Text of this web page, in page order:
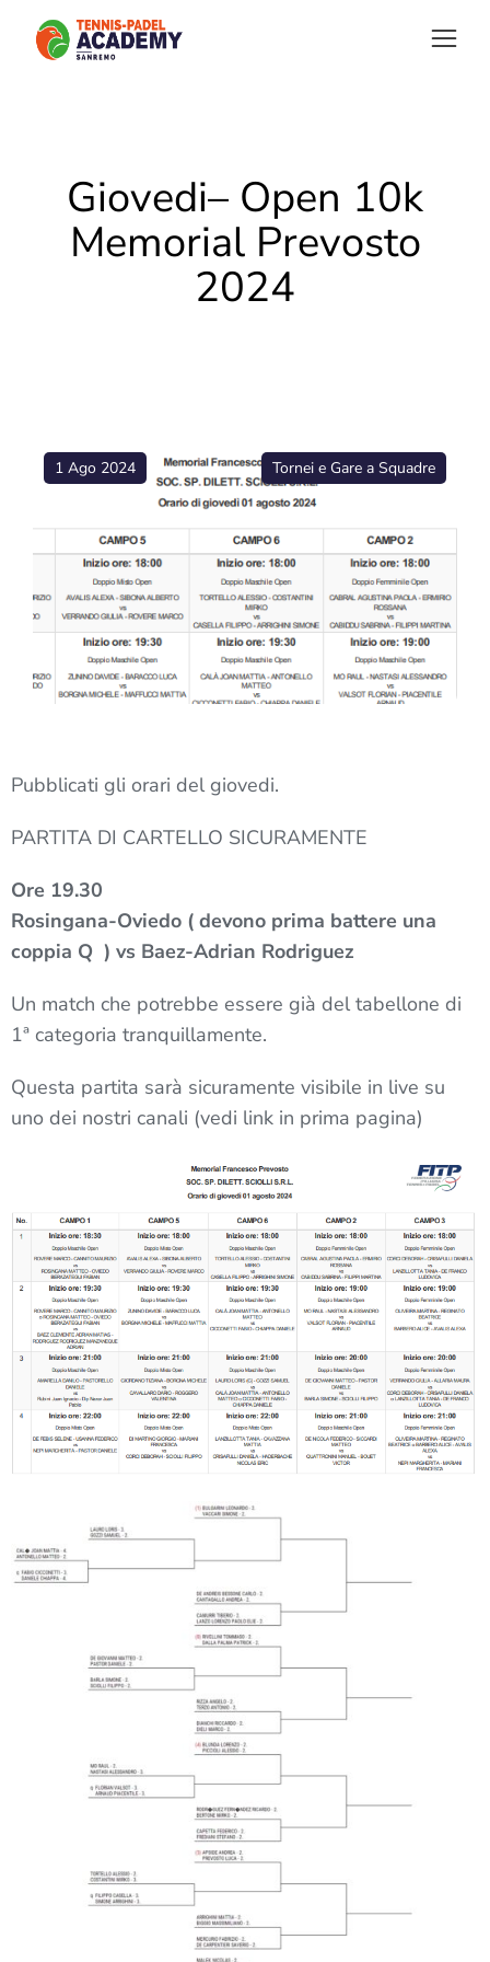
Giovedi– Open 10k
Memorial Prevosto
2024
1 Ago 2024 Tornei e Gare a Squadre
Pubblicati gli orari del giovedi.
PARTITA DI CARTELLO SICURAMENTE
Ore 19.30
Rosingana-Oviedo ( devono prima battere una
coppia Q ) vs Baez-Adrian Rodriguez
Un match che potrebbe essere già del tabellone di
1ª categoria tranquillamente.
Questa partita sarà sicuramente visibile in live su
uno dei nostri canali (vedi link in prima pagina)